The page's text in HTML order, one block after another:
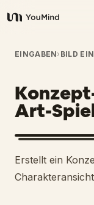
YouMind
Übersicht
Anwendungsfälle
Fähigkeiten
Prompts
EINGABEN› BILD
Art-
Erstellt ein